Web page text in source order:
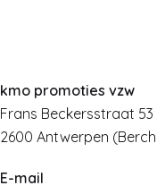
kmo promoties vzw
Frans Beckersstraat 53
2600 Antwerpen
E-mail